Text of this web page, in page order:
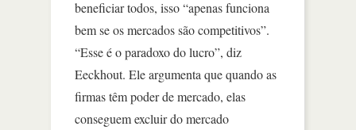
beneficiar todos, isso “apenas funciona
bem se os mercados são competitivos”.
“Esse é o paradoxo do lucro”, diz
Eeckhout. Ele argumenta que quando as
firmas têm poder de mercado, elas
conseguem excluir do mercado